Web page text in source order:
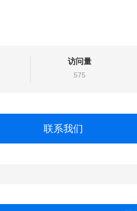
访问量
575
联系我们